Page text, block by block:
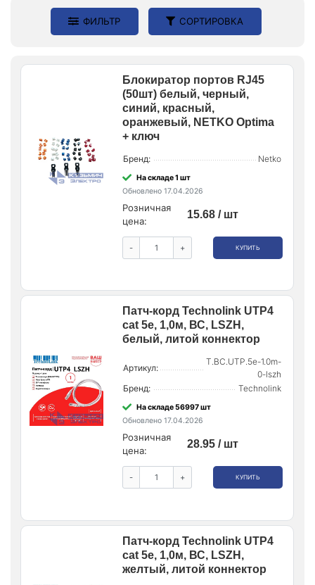
ФИЛЬТР СОРТИРОВКА
Блокиратор портов RJ45
(50шт) белый, черный,
синий, красный,
оранжевый, NETKO Optima
+ ключ
Бренд: Netko
На складе 1 шт
Обновлено 17.04.2026
Розничная
цена:
15.68 / шт
- + КУПИТЬ
Патч-корд Technolink UTP4
cat 5e, 1,0м, ВС, LSZH,
белый, литой коннектор
Артикул:
T.BC.UTP.5e-1.0m-
0-lszh
Бренд:
Technolink
На складе 56997 шт
Обновлено 17.04.2026
Розничная
цена:
28.95 / шт
- + КУПИТЬ
Патч-корд Technolink UTP4
cat 5e, 1,0м, ВС, LSZH,
желтый, литой коннектор